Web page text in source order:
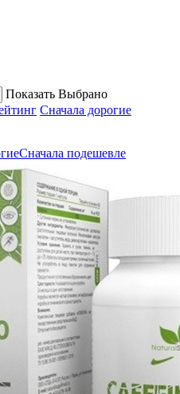
Показать Выбрано
Сначала дорогие
Сначала подешевле